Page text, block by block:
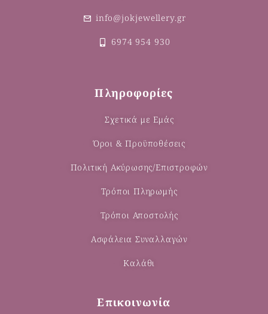
info@jokjewellery.gr
6974 954 930
Πληροφορίες
Σχετικά με Εμάς
Όροι & Προϋποθέσεις
Πολιτική Ακύρωσης/Επιστροφών
Τρόποι Πληρωμής
Τρόποι Αποστολής
Ασφάλεια Συναλλαγών
Καλάθι
Επικοινωνία